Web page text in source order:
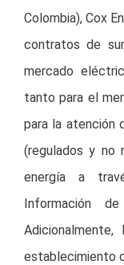
Colombia), Cox
contratos de
mercado
tanto para el
para la atención
(regulados y no
energía a
Información
establecimiento